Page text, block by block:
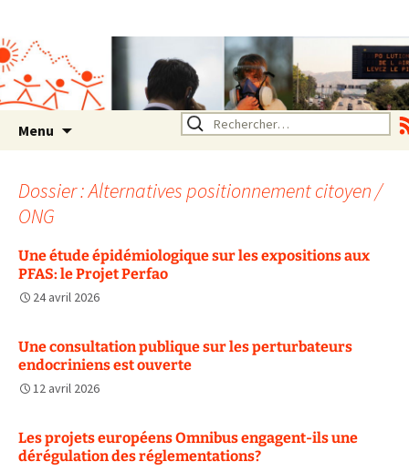
Rhône Alpes
Un environnement sain pour
la santé de tous
Menu Rechercher :
Dossier : Alternatives positionnement citoyen /
ONG
Une étude épidémiologique sur les expositions aux
PFAS: le Projet Perfao
24 avril 2026
Une consultation publique sur les perturbateurs
endocriniens est ouverte
12 avril 2026
Les projets européens Omnibus engagent-ils une
dérégulation des réglementations?